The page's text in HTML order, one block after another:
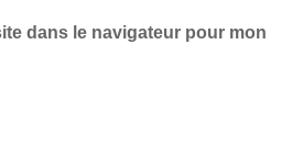
dans le navigateur pour mon